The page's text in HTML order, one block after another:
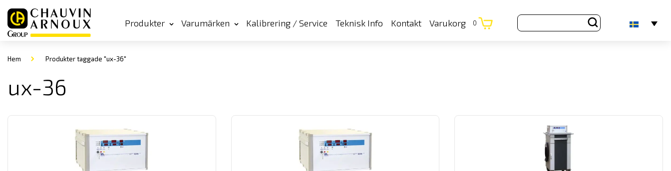
Produkter Varumärken Kalibrering / Service Teknisk Info Kontakt Varukorg 0
Hem Produkter taggade "ux-36"
ux-36